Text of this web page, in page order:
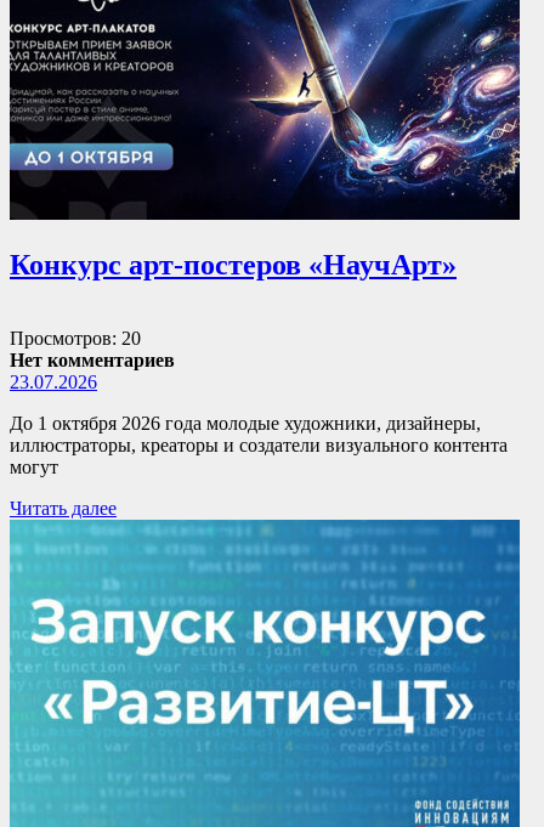
Конкурс арт-постеров «НаучАрт»
Просмотров: 20
Нет комментариев
23.07.2026
До 1 октября 2026 года молодые художники, дизайнеры,
иллюстраторы, креаторы и создатели визуального контента
могут
Читать далее